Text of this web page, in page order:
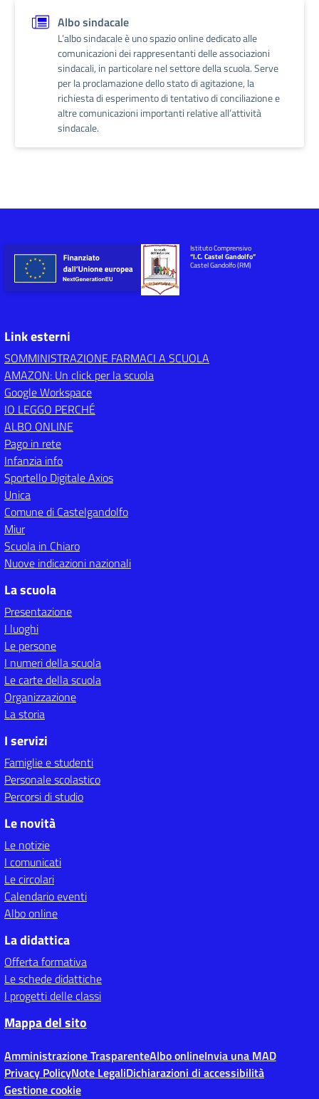
Albo sindacale
L’albo sindacale è uno spazio online dedicato alle
comunicazioni dei rappresentanti delle associazioni
sindacali, in particolare nel settore della scuola. Serve
per la proclamazione dello stato di agitazione, la
richiesta di esperimento di tentativo di conciliazione e
altre comunicazioni importanti relative all’attività
sindacale.
Istituto Comprensivo
“I.C. Castel Gandolfo”
Castel Gandolfo (RM)
Link esterni
SOMMINISTRAZIONE FARMACI A SCUOLA
AMAZON: Un click per la scuola
Google Workspace
IO LEGGO PERCHÉ
ALBO ONLINE
Pago in rete
Infanzia info
Sportello Digitale Axios
Unica
Comune di Castelgandolfo
Miur
Scuola in Chiaro
Nuove indicazioni nazionali
La scuola
Presentazione
I luoghi
Le persone
I numeri della scuola
Le carte della scuola
Organizzazione
La storia
I servizi
Famiglie e studenti
Personale scolastico
Percorsi di studio
Le novità
Le notizie
I comunicati
Le circolari
Calendario eventi
Albo online
La didattica
Offerta formativa
Le schede didattiche
I progetti delle classi
Mappa del sito
Amministrazione TrasparenteAlbo onlineInvia una MAD
Privacy PolicyNote LegaliDichiarazioni di accessibilità
Gestione cookie